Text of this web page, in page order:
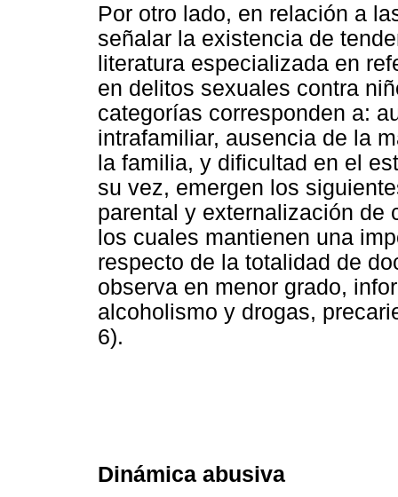
Por otro lado, en relación a
señalar la existencia de
literatura especializada en
en delitos sexuales contra
categorías corresponden a:
intrafamiliar, ausencia de la
la familia, y dificultad en el
su vez, emergen los
parental y externalización de
los cuales mantienen una
respecto de la totalidad de
observa en menor grado,
alcoholismo y drogas,
6).
Dinámica abusiva